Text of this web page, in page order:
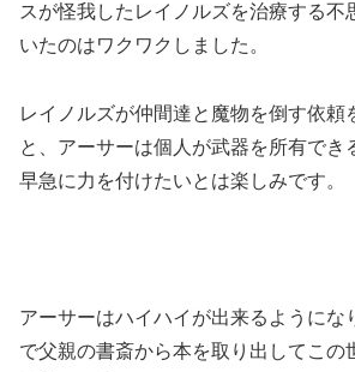
スが怪我したレイノルズを治療する不
いたのはワクワクしました。
レイノルズが仲間達と魔物を倒す依頼
と、アーサーは個人が武器を所有でき
早急に力を付けたいとは楽しみです。
アーサーはハイハイが出来るようにな
で父親の書斎から本を取り出してこの